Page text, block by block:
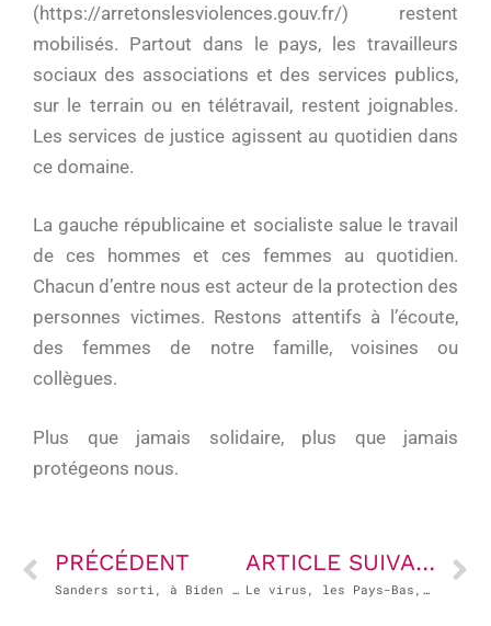
(https://arretonslesviolences.gouv.fr/) restent
mobilisés. Partout dans le pays, les travailleurs
sociaux des associations et des services publics,
sur le terrain ou en télétravail, restent joignables.
Les services de justice agissent au quotidien dans
ce domaine.
La gauche républicaine et socialiste salue le travail
de ces hommes et ces femmes au quotidien.
Chacun d’entre nous est acteur de la protection des
personnes victimes. Restons attentifs à l’écoute,
des femmes de notre famille, voisines ou
collègues.
Plus que jamais solidaire, plus que jamais
protégeons nous.
PRÉCÉDENT
Sanders sorti, à Biden de battre Trump!
ARTICLE SUIVANT
Le virus, les Pays-Bas, l’Europe et nous…